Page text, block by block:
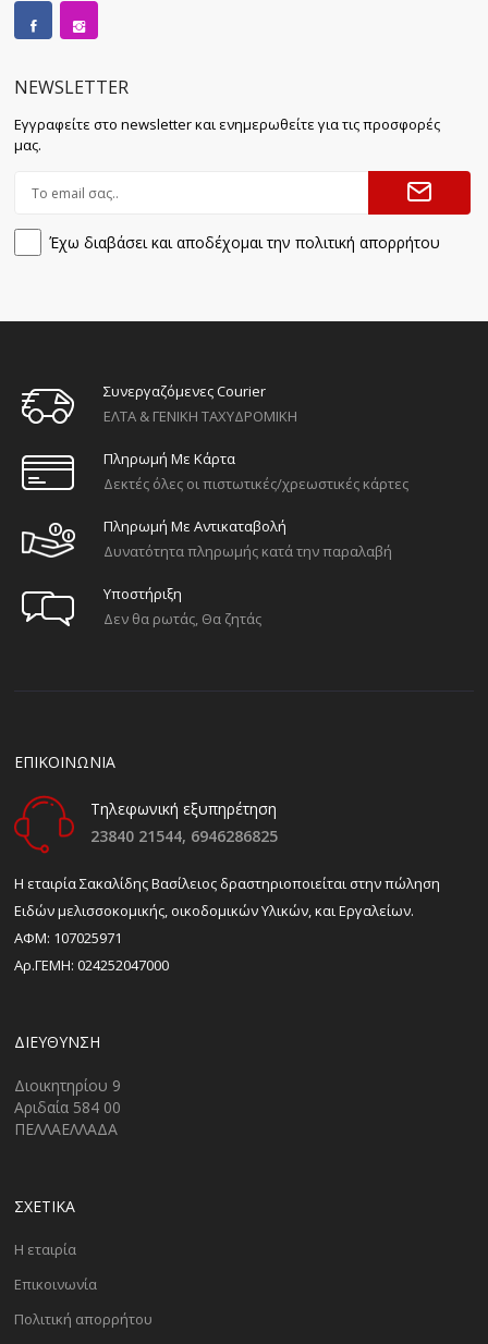
NEWSLETTER
Εγγραφείτε στο newsletter και ενημερωθείτε για τις προσφορές
μας.
Έχω διαβάσει και αποδέχομαι την πολιτική απορρήτου
Συνεργαζόμενες Courier
ΕΛΤΑ & ΓΕΝΙΚΗ ΤΑΧΥΔΡΟΜΙΚΗ
Πληρωμή Με Κάρτα
Δεκτές όλες οι πιστωτικές/χρεωστικές κάρτες
Πληρωμή Με Αντικαταβολή
Δυνατότητα πληρωμής κατά την παραλαβή
Υποστήριξη
Δεν θα ρωτάς, Θα ζητάς
ΕΠΙΚΟΙΝΩΝΙΑ
Τηλεφωνική εξυπηρέτηση
23840 21544, 6946286825
H εταιρία Σακαλίδης Βασίλειος δραστηριοποιείται στην πώληση
Ειδών μελισσοκομικής, οικοδομικών Υλικών, και Εργαλείων.
ΑΦΜ: 107025971
Αρ.ΓΕΜΗ: 024252047000
ΔΙΕΎΘΥΝΣΗ
Διοικητηρίου 9
Αριδαία 584 00
ΠΕΛΛΑΕΛΛΑΔΑ
ΣΧΕΤΙΚΑ
Η εταιρία
Επικοινωνία
Πολιτική απορρήτου